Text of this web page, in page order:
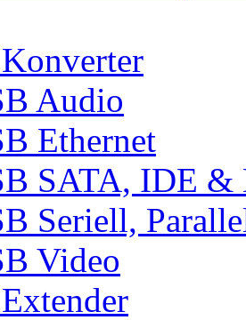
Audio
Ethernet
SATA, IDE &
Seriell,
Video